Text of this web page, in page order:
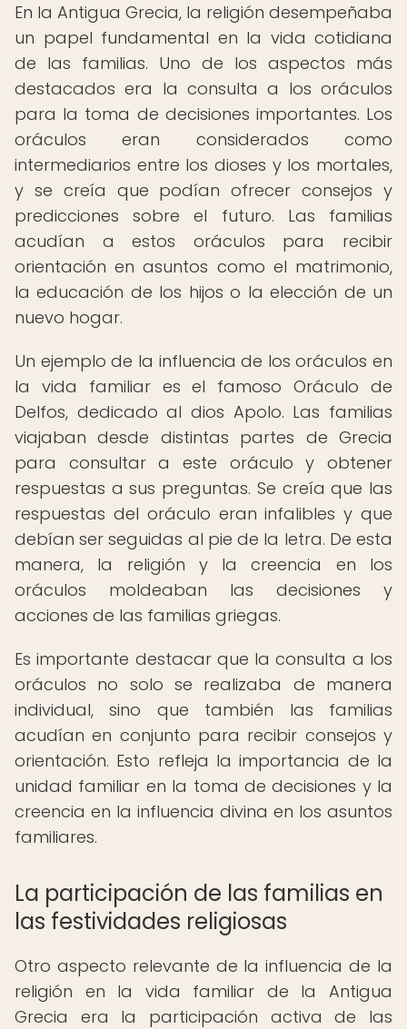
En la Antigua Grecia, la religión desempeñaba
un papel fundamental en la vida cotidiana
de las familias. Uno de los aspectos más
destacados era la consulta a los oráculos
para la toma de decisiones importantes. Los
oráculos eran considerados como
intermediarios entre los dioses y los mortales,
y se creía que podían ofrecer consejos y
predicciones sobre el futuro. Las familias
acudían a estos oráculos para recibir
orientación en asuntos como el matrimonio,
la educación de los hijos o la elección de un
nuevo hogar.
Un ejemplo de la influencia de los oráculos en
la vida familiar es el famoso Oráculo de
Delfos, dedicado al dios Apolo. Las familias
viajaban desde distintas partes de Grecia
para consultar a este oráculo y obtener
respuestas a sus preguntas. Se creía que las
respuestas del oráculo eran infalibles y que
debían ser seguidas al pie de la letra. De esta
manera, la religión y la creencia en los
oráculos moldeaban las decisiones y
acciones de las familias griegas.
Es importante destacar que la consulta a los
oráculos no solo se realizaba de manera
individual, sino que también las familias
acudían en conjunto para recibir consejos y
orientación. Esto refleja la importancia de la
unidad familiar en la toma de decisiones y la
creencia en la influencia divina en los asuntos
familiares.
La participación de las familias en
las festividades religiosas
Otro aspecto relevante de la influencia de la
religión en la vida familiar de la Antigua
Grecia era la participación activa de las